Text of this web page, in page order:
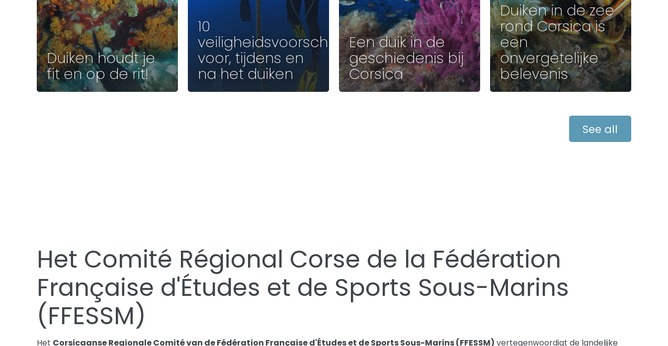
Duiken houdt je
fit en op de rit!
10
veiligheidsvoorschriften,
voor, tijdens en
na het duiken
Een duik in de
geschiedenis bij
Corsica
Duiken in de zee
rond Corsica is
een
onvergetelijke
belevenis
See all
Het Comité Régional Corse de la Fédération
Française d'Études et de Sports Sous-Marins
(FFESSM)
Het Corsicaanse Regionale Comité van de Fédération Française d'Études et de Sports Sous-Marins (FFESSM) vertegenwoordigt de landelijke